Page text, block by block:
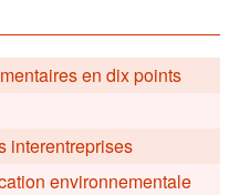
en dix points
interentreprises
environnementale